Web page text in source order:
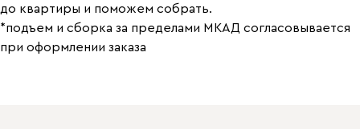
до квартиры и поможем собрать.
*подъем и сборка за пределами МКАД согласовывается
при оформлении заказа